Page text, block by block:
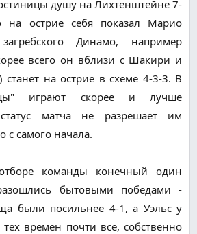
душу на Лихтенштейне 7-
острие себя показал Марио
Динамо, например
всего он вблизи с Шакири и
на острие в схеме 4-3-3. В
играют скорее и лучше
матча не разрешает им
с самого начала.
команды конечный один
бытовыми победами -
были посильнее 4-1, а Уэльс у
времен почти все, собственно